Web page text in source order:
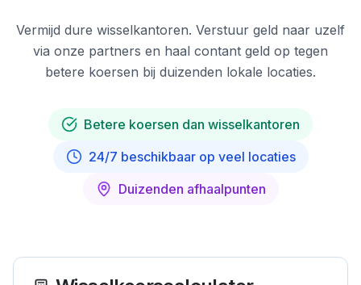
Vermijd dure wisselkantoren. Verstuur geld naar uzelf
via onze partners en haal contant geld op tegen
betere koersen bij duizenden lokale locaties.
Betere koersen dan wisselkantoren
24/7 beschikbaar op veel locaties
Duizenden afhaalpunten